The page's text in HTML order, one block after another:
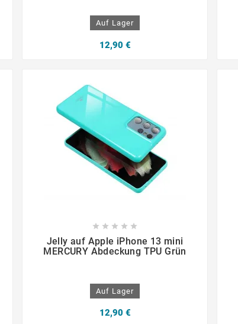
Auf Lager
12,90 €
 
    
Jelly auf Apple iPhone 13 mini
MERCURY Abdeckung TPU Grün
Auf Lager
12,90 €